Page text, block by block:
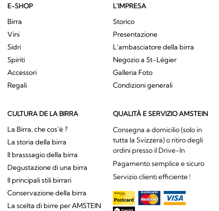
E-SHOP
Birra
Vini
Sidri
Spiriti
Accessori
Regali
L'IMPRESA
Storico
Presentazione
L'ambasciatore della birra
Negozio a St-Légier
Galleria Foto
Condizioni generali
CULTURA DE LA BIRRA
La Birra, che cos’è ?
La storia della birra
Il brasssagio della birra
Degustazione di una birra
Il principali stili birrari
Conservazione della birra
La scelta di birre per AMSTEIN
QUALITÀ E SERVIZIO AMSTEIN
Consegna a domicilio (solo in
tutta la Svizzera) o ritiro degli
ordini presso il Drive-In
Pagamento semplice e sicuro
Servizio clienti efficiente !